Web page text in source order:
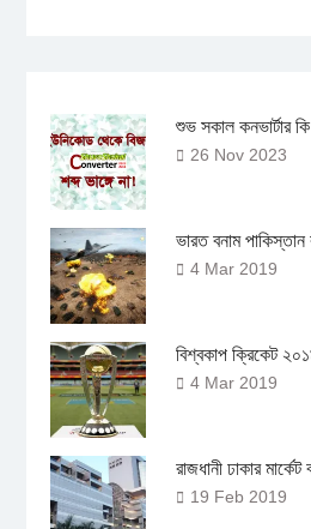
শুভ সকাল কনভার্টার কি
26 Nov 2023
ভারত বনাম পাকিস্তান
4 Mar 2019
বিশ্বকাপ ক্রিকেট
4 Mar 2019
রাজধানী ঢাকার
19 Feb 2019